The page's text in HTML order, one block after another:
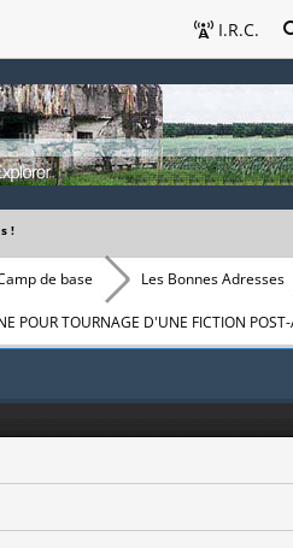
I.R.C.
!
de base Les Bonnes Adresses
POUR TOURNAGE D'UNE FICTION